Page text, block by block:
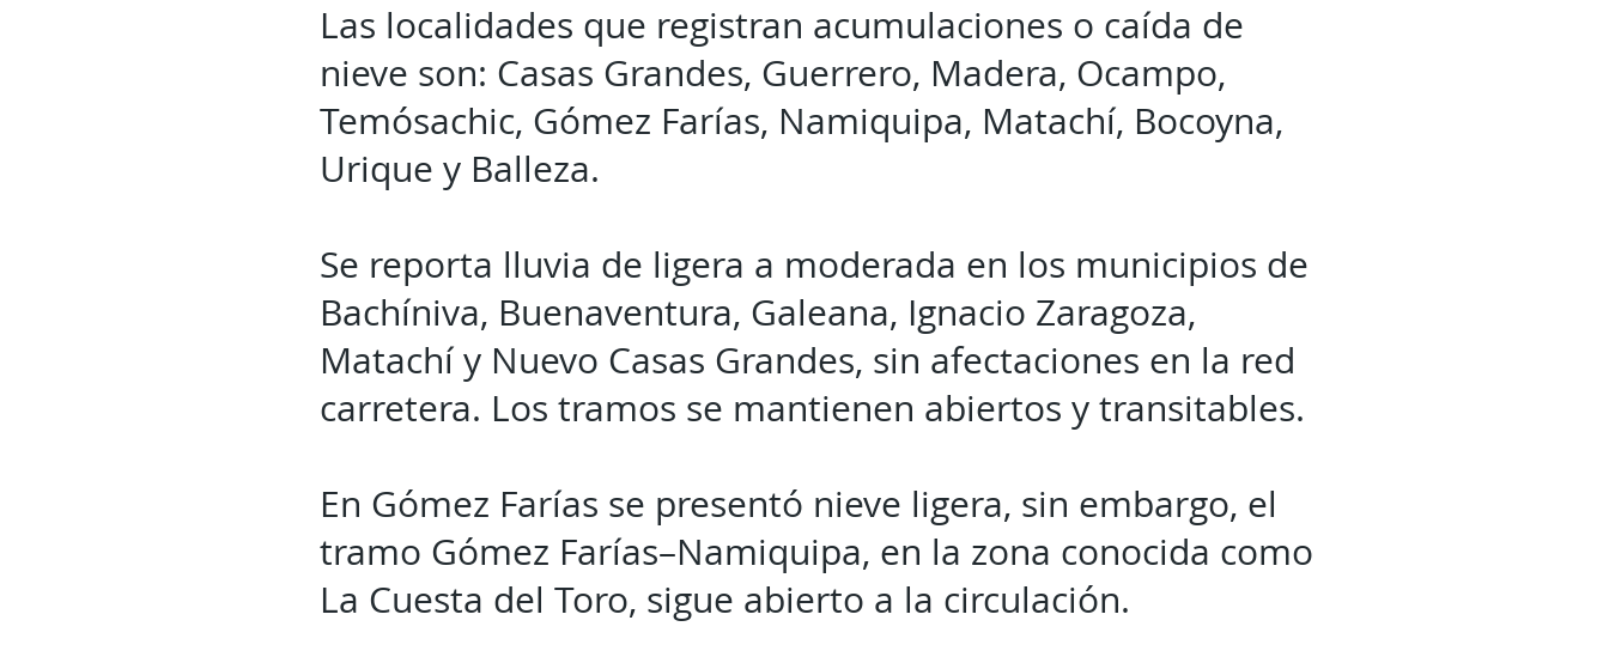
Las localidades que registran acumulaciones o caída de
nieve son: Casas Grandes, Guerrero, Madera, Ocampo,
Temósachic, Gómez Farías, Namiquipa, Matachí, Bocoyna,
Urique y Balleza.
Se reporta lluvia de ligera a moderada en los municipios de
Bachíniva, Buenaventura, Galeana, Ignacio Zaragoza,
Matachí y Nuevo Casas Grandes, sin afectaciones en la red
carretera. Los tramos se mantienen abiertos y transitables.
En Gómez Farías se presentó nieve ligera, sin embargo, el
tramo Gómez Farías–Namiquipa, en la zona conocida como
La Cuesta del Toro, sigue abierto a la circulación.